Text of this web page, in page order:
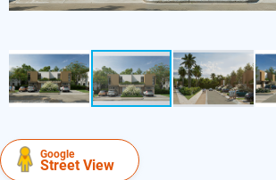
Google
Street View